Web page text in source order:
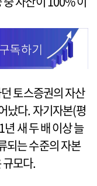
토스증권의 자산
났다. 자기자본(평
새 두 배 이상 늘
되는 수준의 자본
모다.